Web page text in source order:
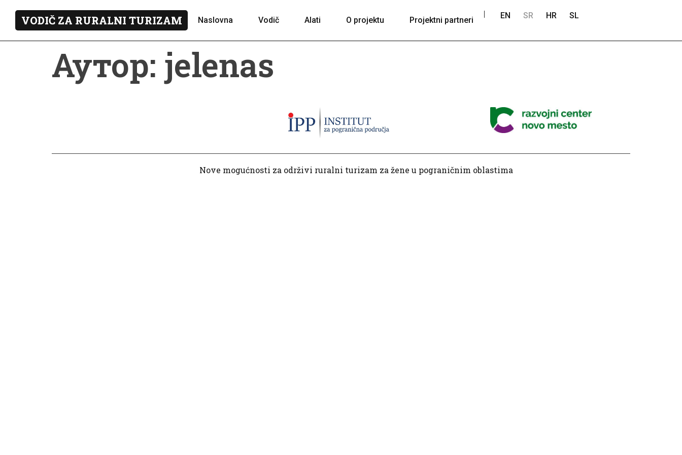
VODIČ ZA RURALNI TURIZAM Naslovna Vodič Alati O projektu Projektni partneri
| EN SR HR SL
Аутор: jelenas
Nove mogućnosti za održivi ruralni turizam za žene u pograničnim oblastima